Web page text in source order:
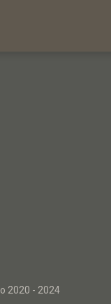
2020 - 2024